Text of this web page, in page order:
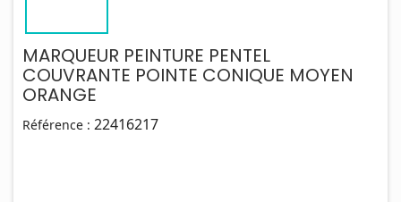
MARQUEUR PEINTURE PENTEL
COUVRANTE POINTE CONIQUE MOYEN
ORANGE
Référence : 22416217